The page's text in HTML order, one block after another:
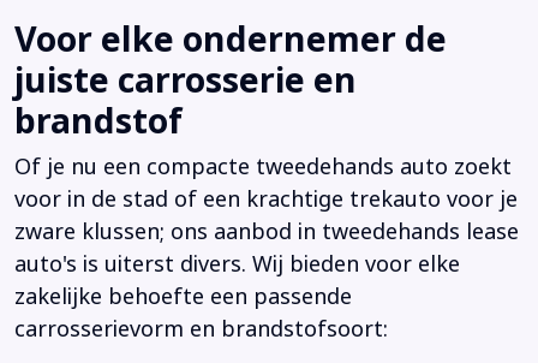
Voor elke ondernemer de
juiste carrosserie en
brandstof
Of je nu een compacte tweedehands auto zoekt
voor in de stad of een krachtige trekauto voor je
zware klussen; ons aanbod in tweedehands lease
auto's is uiterst divers. Wij bieden voor elke
zakelijke behoefte een passende
carrosserievorm en brandstofsoort: